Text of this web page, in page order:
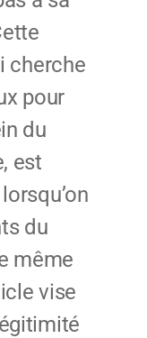
cherche
pour
du
est
du
même
vise